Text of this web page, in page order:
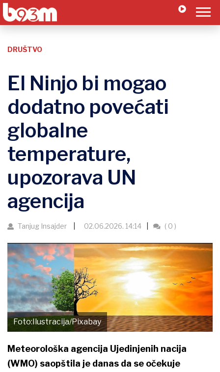
DRUŠTVO
El Ninjo bi mogao
dodatno povećati
globalne
temperature,
upozorava UN
agencija
Tanjug Insajder 02.06.2026. 14:14 ( 0 )
Foto:Ilustracija/Pixabay
Meteorološka agencija Ujedinjenih nacija
(WMO) saopštila je danas da se očekuje